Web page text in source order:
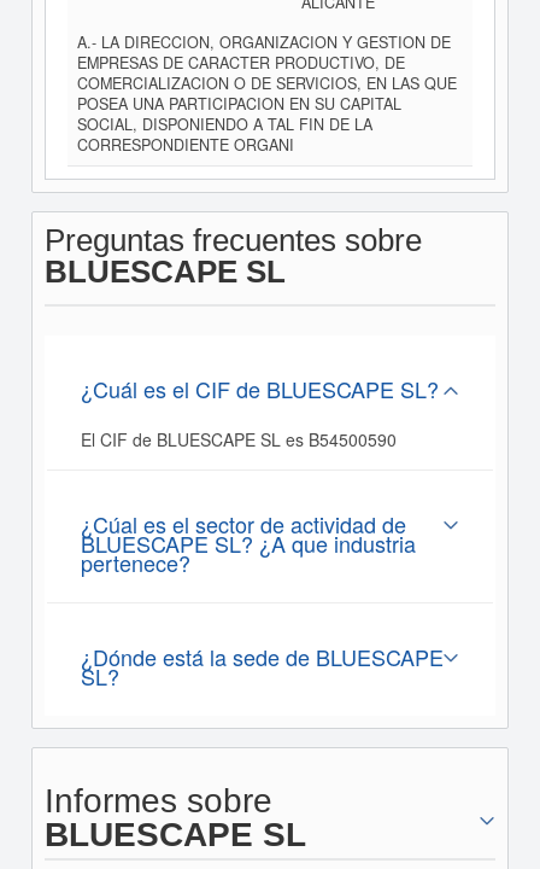
A.- LA DIRECCION, ORGANIZACION Y GESTION DE
EMPRESAS DE CARACTER PRODUCTIVO, DE
COMERCIALIZACION O DE SERVICIOS, EN LAS QUE
POSEA UNA PARTICIPACION EN SU CAPITAL
SOCIAL, DISPONIENDO A TAL FIN DE LA
CORRESPONDIENTE ORGANI
Preguntas frecuentes sobre
BLUESCAPE SL
¿Cuál es el CIF de BLUESCAPE SL?
El CIF de BLUESCAPE SL es B54500590
¿Cúal es el sector de actividad de
BLUESCAPE SL? ¿A que industria
pertenece?
¿Dónde está la sede de BLUESCAPE
SL?
Informes sobre
BLUESCAPE SL